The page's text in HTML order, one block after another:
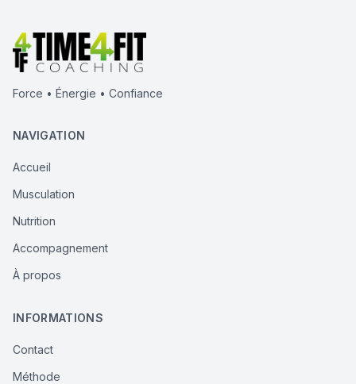
Force • Énergie • Confiance
NAVIGATION
Accueil
Musculation
Nutrition
Accompagnement
À propos
INFORMATIONS
Contact
Méthode